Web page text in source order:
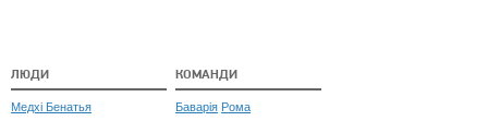
ЛЮДИ
Медхі Бенатья
КОМАНДИ
Баварія Рома